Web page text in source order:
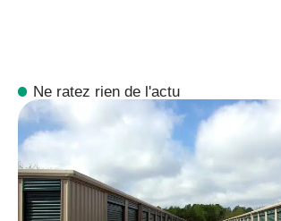
Ne ratez rien de l'actu